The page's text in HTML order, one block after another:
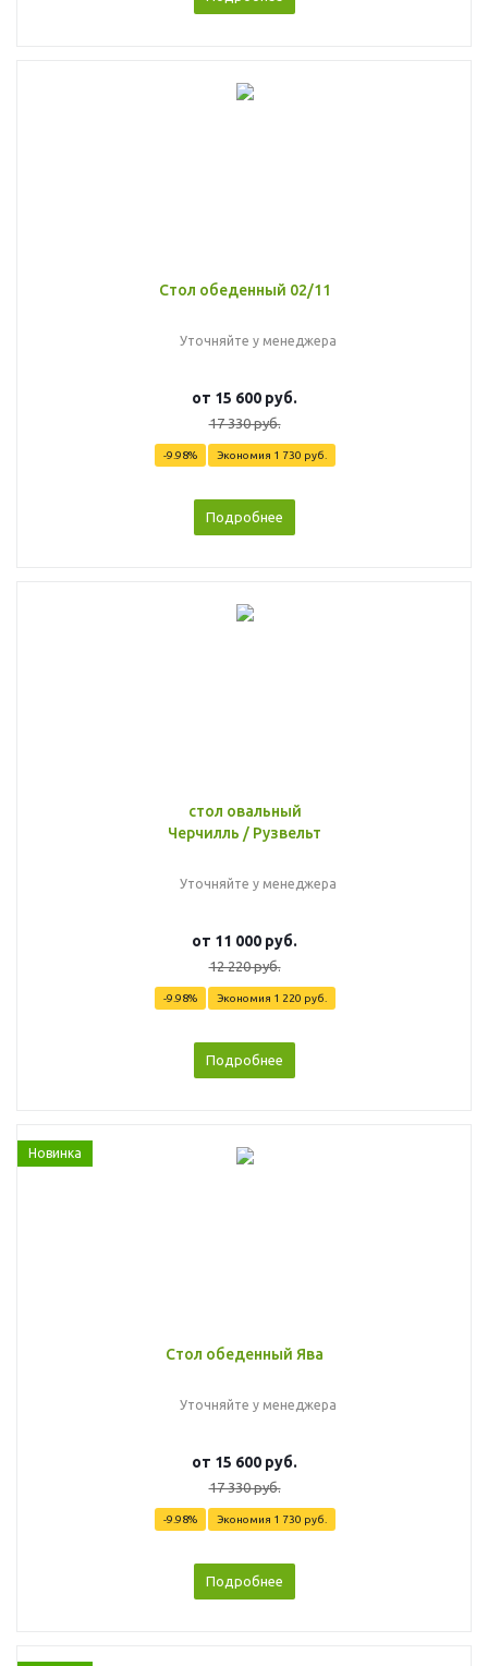
Стол обеденный 02/11
Уточняйте у менеджера
от 15 600 руб.
17 330 руб.
-9.98% Экономия 1 730 руб.
Подробнее
стол овальный
Черчилль / Рузвельт
Уточняйте у менеджера
от 11 000 руб.
12 220 руб.
-9.98% Экономия 1 220 руб.
Подробнее
Новинка
Стол обеденный Ява
Уточняйте у менеджера
от 15 600 руб.
17 330 руб.
-9.98% Экономия 1 730 руб.
Подробнее